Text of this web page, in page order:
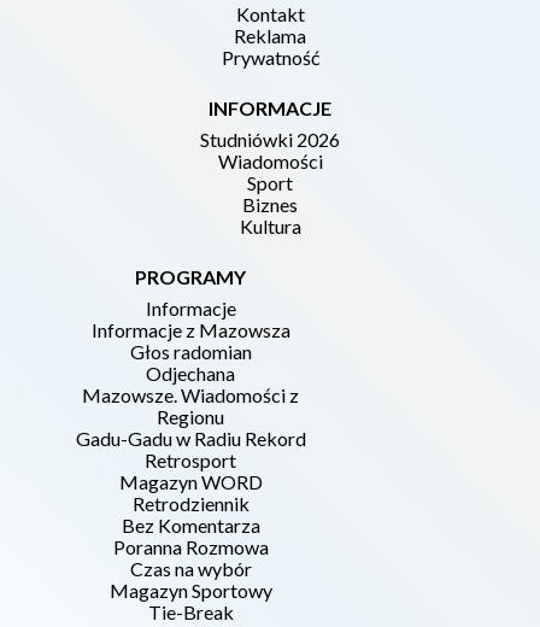
Kontakt
Reklama
Prywatność
INFORMACJE
Studniówki 2026
Wiadomości
Sport
Biznes
Kultura
PROGRAMY
Informacje
Informacje z Mazowsza
Głos radomian
Odjechana
Mazowsze. Wiadomości z
Regionu
Gadu-Gadu w Radiu Rekord
Retrosport
Magazyn WORD
Retrodziennik
Bez Komentarza
Poranna Rozmowa
Czas na wybór
Magazyn Sportowy
Tie-Break